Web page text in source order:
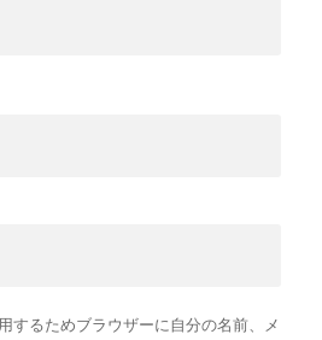
するためブラウザーに自分の名前、メ